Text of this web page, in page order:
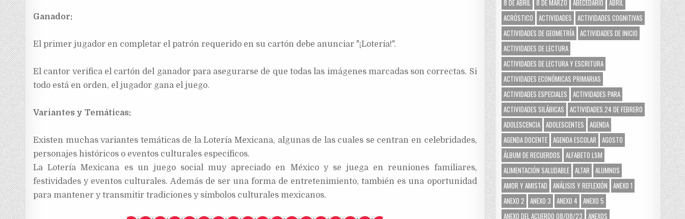
Ganador:
El primer jugador en completar el patrón requerido en su cartón debe anunciar "¡Lotería!".
El cantor verifica el cartón del ganador para asegurarse de que todas las imágenes marcadas son correctas. Si
todo está en orden, el jugador gana el juego.
Variantes y Temáticas:
Existen muchas variantes temáticas de la Lotería Mexicana, algunas de las cuales se centran en celebridades,
personajes históricos o eventos culturales específicos.
La Lotería Mexicana es un juego social muy apreciado en México y se juega en reuniones familiares,
festividades y eventos culturales. Además de ser una forma de entretenimiento, también es una oportunidad
para mantener y transmitir tradiciones y símbolos culturales mexicanos.
8 DE ABRIL 8 DE MARZO ABECEDARIO ABRIL
ACRÓSTICO ACTIVIDADES ACTIVIDADES COGNITIVAS
ACTIVIDADES DE GEOMETRÍA ACTIVIDADES DE INICIO
ACTIVIDADES DE LECTURA
ACTIVIDADES DE LECTURA Y ESCRITURA
ACTIVIDADES ECONÓMICAS PRIMARIAS
ACTIVIDADES ESPECIALES ACTIVIDADES PARA
ACTIVIDADES SILÁBICAS ACTIVIDADES.24 DE FEBRERO
ADOLESCENCIA ADOLESCENTES AGENDA
AGENDA DOCENTE AGENDA ESCOLAR AGOSTO
ÁLBUM DE RECUERDOS ALFABETO LSM
ALIMENTACIÓN SALUDABLE ALTAR ALUMNOS
AMOR Y AMISTAD ANÁLISIS Y REFLEXIÓN ANEXO 1
ANEXO 2 ANEXO 3 ANEXO 4 ANEXO 5
ANEXO DEL ACUERDO 08/08/23 ANEXOS